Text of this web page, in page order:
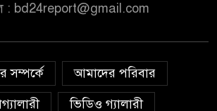
: bd24report@gmail.com
সম্পর্কে
আমাদের পরিবার
ভিডিও গ্যালারী